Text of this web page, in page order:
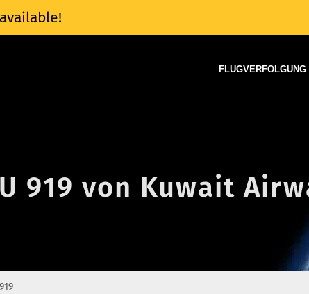
FLUGVERFOLGUNG
919 von Kuwait